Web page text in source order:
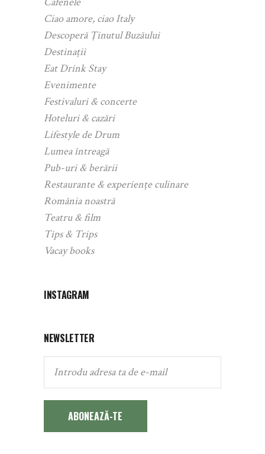
Ciao amore, ciao Italy
Descoperă Ținutul Buzăului
Destinații
Eat Drink Stay
Evenimente
Festivaluri & concerte
Hoteluri & cazări
Lifestyle de Drum
Lumea întreagă
Pub-uri & berării
Restaurante & experiențe culinare
România noastră
Teatru & film
Tips & Trips
Vacay books
INSTAGRAM
NEWSLETTER
ABONEAZĂ-TE